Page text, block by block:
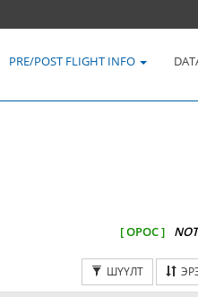
PRE/POST FLIGHT INFO
[ ОРОС ]
ШҮҮЛТ